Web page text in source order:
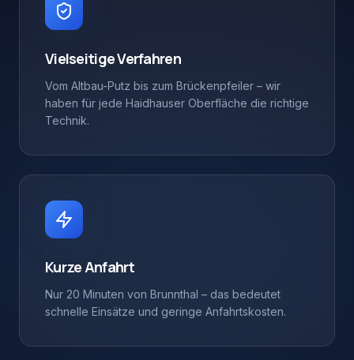
Vielseitige Verfahren
Vom Altbau-Putz bis zum Brückenpfeiler – wir
haben für jede Haidhauser Oberfläche die richtige
Technik.
Kurze Anfahrt
Nur 20 Minuten von Brunnthal – das bedeutet
schnelle Einsätze und geringe Anfahrtskosten.